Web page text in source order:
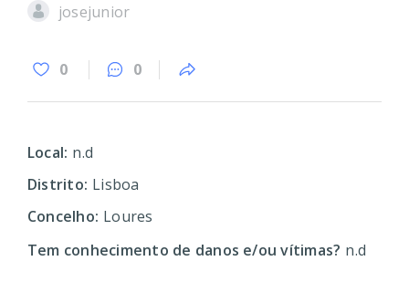
josejunior
0 0
Local: n.d
Distrito: Lisboa
Concelho: Loures
Tem conhecimento de danos e/ou vítimas? n.d